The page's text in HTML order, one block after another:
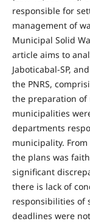
responsible for
management of
Municipal Solid
article aims to
Jaboticabal-SP,
the PNRS,
the preparation of
municipalities
departments
municipality.
the plans was
significant
there is lack of
responsibilities of
deadlines were